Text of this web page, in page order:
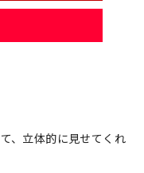
、立体的に見せてくれ